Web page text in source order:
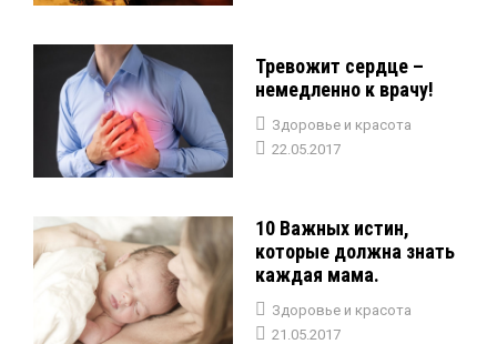
Тревожит сердце –
немедленно к врачу!
Здоровье и красота
22.05.2017
10 Важных истин,
которые должна знать
каждая мама.
Здоровье и красота
21.05.2017